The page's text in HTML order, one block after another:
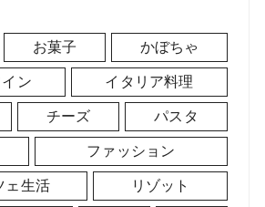
お菓子
かぼちゃ
ン
イタリア料理
チーズ
パスタ
ファッション
ェ生活
リゾット